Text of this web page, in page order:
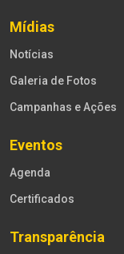
Mídias
Notícias
Galeria de Fotos
Campanhas e Ações
Eventos
Agenda
Certificados
Transparência